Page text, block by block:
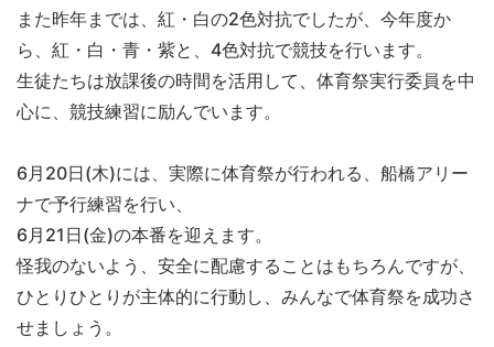
また昨年までは、紅・白の2色対抗でしたが、今年度か
ら、紅・白・青・紫と、4色対抗で競技を行います。
生徒たちは放課後の時間を活用して、体育祭実行委員を中
心に、競技練習に励んでいます。
6月20日(木)には、実際に体育祭が行われる、船橋アリー
ナで予行練習を行い、
6月21日(金)の本番を迎えます。
怪我のないよう、安全に配慮することはもちろんですが、
ひとりひとりが主体的に行動し、みんなで体育祭を成功さ
せましょう。